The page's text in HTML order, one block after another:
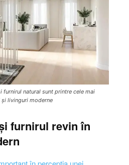
natural sunt printre cele mai
livinguri moderne
furnirul revin în